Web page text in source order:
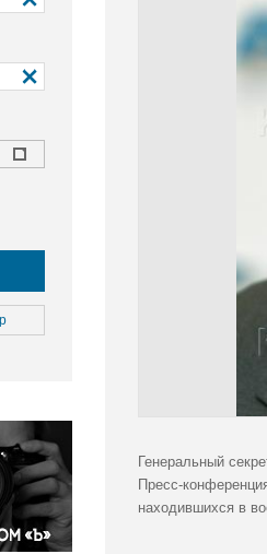
Генеральный
Пресс-
находившихся в